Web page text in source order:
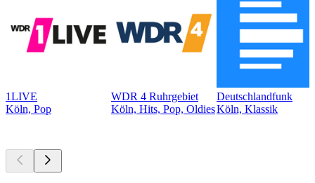
1LIVE
Köln, Pop
WDR 4 Ruhrgebiet
Köln, Hits, Pop, Oldies
Deutschlandfunk
Köln, Klassik